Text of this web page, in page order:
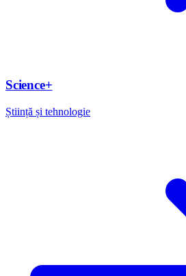
Science+
Știință și tehnologie